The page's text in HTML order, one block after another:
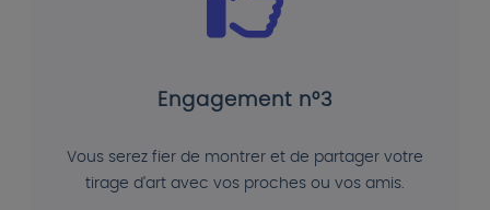
Engagement n°3
Vous serez fier de montrer et de partager votre
tirage d'art avec vos proches ou vos amis.